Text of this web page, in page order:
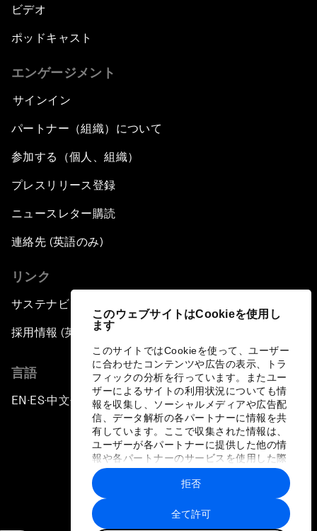
このウェブサイトはCookieを使用し
ます
このサイトではCookieを使って、ユーザー
に合わせたコンテンツや広告の表示、トラ
フィックの分析を行っています。またユー
ザーによるサイトの利用状況についても情
報を収集し、ソーシャルメディアや広告配
信、データ解析の各パートナーに情報を共
有しています。ここで収集された情報は、
ユーザーが各パートナーに提供した他の情
報や各パートナーのサービスを使用した際
に収集された情報と組み合わされ、各パー
トナーによって使用されることがありま
す。
全て許可
拒否
ビデオ
ポッドキャスト
エンゲージメント
サインイン
パートナー（組織）について
参加する（個人、組織）
プレスリリース登録
ニュースレター購読
連絡先 (英語のみ)
リンク
サステナビリティへの取り組み
採用情報 (英語のみ)
言語
EN ▪ ES▪中文▪ 日本語
プライバシーポリシーと利用規約
サイトマップ